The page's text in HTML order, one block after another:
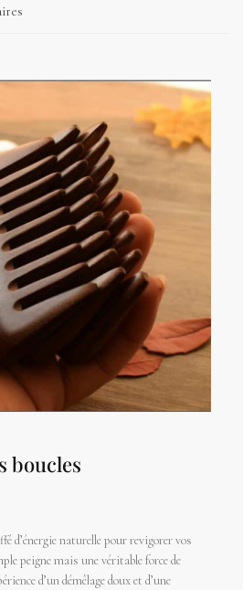
boucles
d’énergie naturelle pour revigorer vos
peigne mais une véritable force de
d’un démêlage doux et d’une